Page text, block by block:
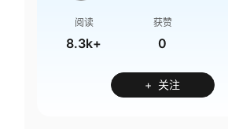
阅读
8.3k+
获赞
0
+ 关注